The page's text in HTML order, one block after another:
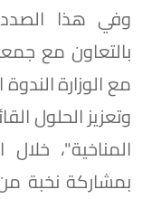
وفي هذا
بالتعاون مع
مع الوزارة
وتعزيز الحلول
بمشاركة نخبة